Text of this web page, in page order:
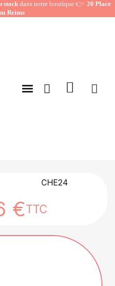
stock dans notre boutique 👉20 Place
Reims
CHE24
€TTC